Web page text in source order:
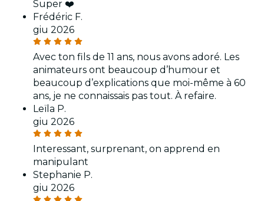
Super ❤️
Frédéric F.
giu 2026
Avec ton fils de 11 ans, nous avons adoré. Les
animateurs ont beaucoup d’humour et
beaucoup d’explications que moi-même à 60
ans, je ne connaissais pas tout. À refaire.
Leïla P.
giu 2026
Interessant, surprenant, on apprend en
manipulant
Stephanie P.
giu 2026